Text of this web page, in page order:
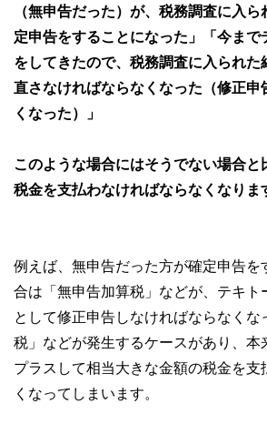
（無申告だった）が、税務調査に入
定申告をすることになった」「今まで
をしてきたので、税務調査に入られた
直さなければならなくなった（修正申
くなった）」
このような場合にはそうでない場合と
税金を支払わなければならなくなりま
例えば、無申告だった方が確定申告を
合は「無申告加算税」などが、テキト
として修正申告しなければならなくな
税」などが発生するケースがあり、本
プラスして相当大きな金額の税金を支
くなってしまいます。